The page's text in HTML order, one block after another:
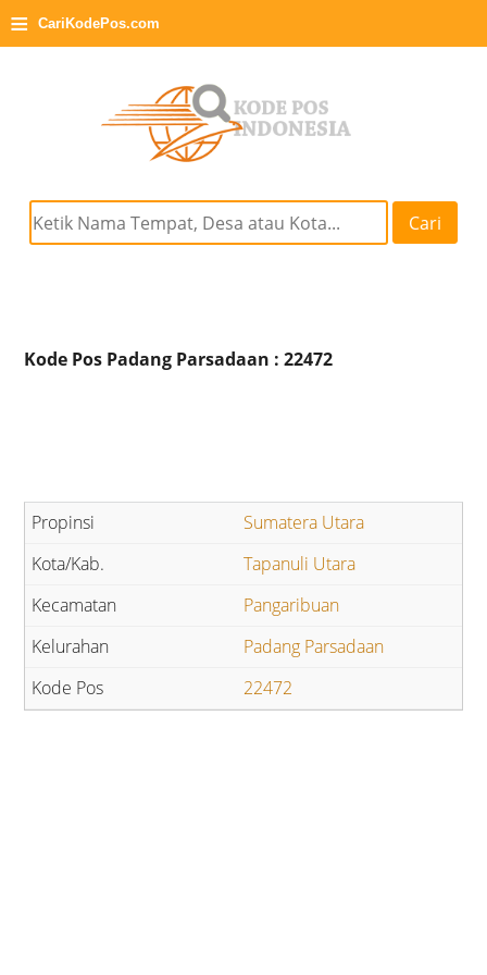
≡ CariKodePos.com
Cari
Kode Pos Padang Parsadaan : 22472
Sumatera Utara
Tapanuli Utara
Pangaribuan
Padang Parsadaan
22472